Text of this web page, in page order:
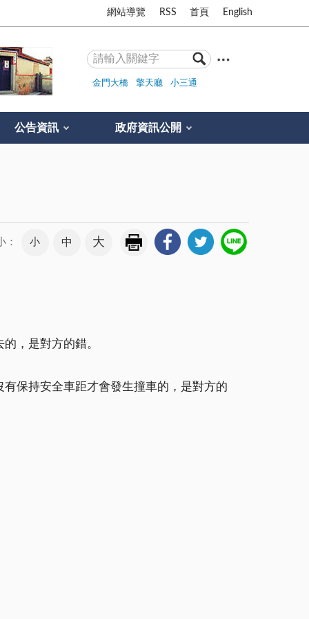
網站導覽 RSS 首頁 English
金門大橋 擎天廳 小三通
公告資訊 政府資訊公開
： 小 中 大
，是對方的錯。
保持安全車距才會發生撞車的，是對方的